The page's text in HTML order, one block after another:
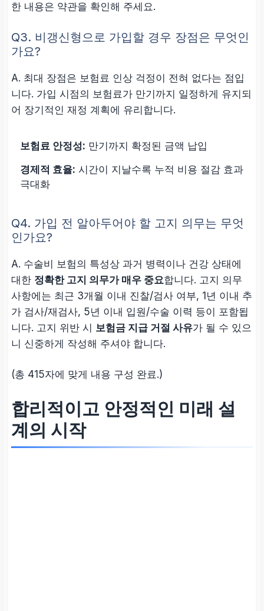
한 내용은 약관을 확인해 주세요.
Q3. 비갱신형으로 가입할 경우 장점은 무엇인
가요?
A. 최대 장점은 보험료 인상 걱정이 전혀 없다는 점입
니다. 가입 시점의 보험료가 만기까지 일정하게 유지되
어 장기적인 재정 계획에 유리합니다.
보험료 안정성: 만기까지 확정된 금액 납입
경제적 효율: 시간이 지날수록 누적 비용 절감 효과
극대화
Q4. 가입 전 알아두어야 할 고지 의무는 무엇
인가요?
A. 수술비 보험의 특성상 과거 병력이나 건강 상태에
대한 정확한 고지 의무가 매우 중요합니다. 고지 의무
사항에는 최근 3개월 이내 진찰/검사 여부, 1년 이내 추
가 검사/재검사, 5년 이내 입원/수술 이력 등이 포함됩
니다. 고지 위반 시 보험금 지급 거절 사유가 될 수 있으
니 신중하게 작성해 주셔야 합니다.
(총 415자에 맞게 내용 구성 완료.)
합리적이고 안정적인 미래 설
계의 시작